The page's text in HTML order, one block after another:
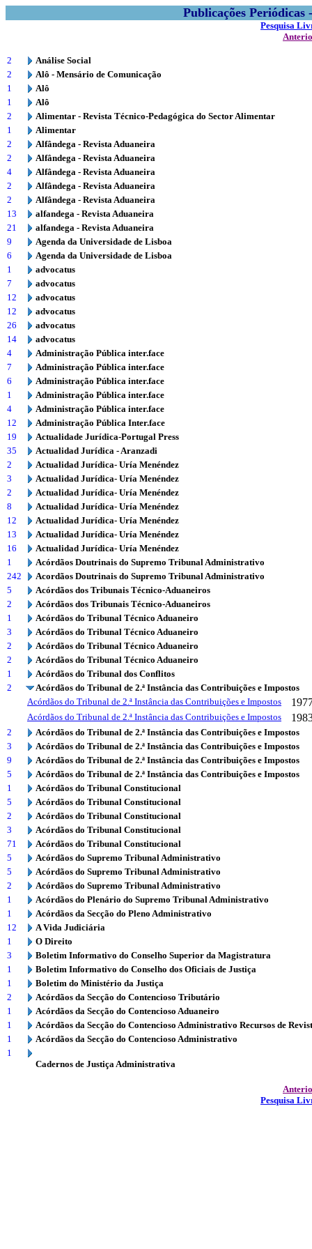
Publicações
Pesquisa
2
Análise Social
2
Alô - Mensário de Comunicação
1
Alô
1
Alô
2
Alimentar - Revista Técnico-Pedagógica do Sector Alimentar
1
Alimentar
2
Alfândega - Revista Aduaneira
2
Alfândega - Revista Aduaneira
4
Alfândega - Revista Aduaneira
2
Alfândega - Revista Aduaneira
2
Alfândega - Revista Aduaneira
13
alfandega - Revista Aduaneira
21
alfandega - Revista Aduaneira
9
Agenda da Universidade de Lisboa
6
Agenda da Universidade de Lisboa
1
advocatus
7
advocatus
12
advocatus
12
advocatus
26
advocatus
14
advocatus
4
Administração Pública inter.face
7
Administração Pública inter.face
6
Administração Pública inter.face
1
Administração Pública inter.face
4
Administração Pública inter.face
12
Administração Pública Inter.face
19
Actualidade Jurídica-Portugal Press
35
Actualidad Jurídica - Aranzadi
2
Actualidad Jurídica- Uría Menéndez
3
Actualidad Jurídica- Uría Menéndez
2
Actualidad Jurídica- Uría Menéndez
8
Actualidad Jurídica- Uría Menéndez
12
Actualidad Jurídica- Uría Menéndez
13
Actualidad Jurídica- Uría Menéndez
16
Actualidad Jurídica- Uría Menéndez
1
Acórdãos Doutrinais do Supremo Tribunal Administrativo
242
Acordãos Doutrinais do Supremo Tribunal Administrativo
5
Acórdãos dos Tribunais Técnico-Aduaneiros
2
Acórdãos dos Tribunais Técnico-Aduaneiros
1
Acórdãos do Tribunal Técnico Aduaneiro
3
Acórdãos do Tribunal Técnico Aduaneiro
2
Acórdãos do Tribunal Técnico Aduaneiro
2
Acórdãos do Tribunal Técnico Aduaneiro
1
Acórdãos do Tribunal dos Conflitos
2
Acórdãos do Tribunal de 2.ª Instância das Contribuições e Impostos
Acórdãos do Tribunal de 2.ª Instância das Contribuições e Impostos
Acórdãos do Tribunal de 2.ª Instância das Contribuições e Impostos
2
Acórdãos do Tribunal de 2.ª Instância das Contribuições e Impostos
3
Acórdãos do Tribunal de 2.ª Instância das Contribuições e Impostos
9
Acórdãos do Tribunal de 2.ª Instância das Contribuições e Impostos
5
Acórdãos do Tribunal de 2.ª Instância das Contribuições e Impostos
1
Acórdãos do Tribunal Constitucional
5
Acórdãos do Tribunal Constitucional
2
Acórdãos do Tribunal Constitucional
3
Acórdãos do Tribunal Constitucional
71
Acórdãos do Tribunal Constitucional
5
Acórdãos do Supremo Tribunal Administrativo
5
Acórdãos do Supremo Tribunal Administrativo
2
Acórdãos do Supremo Tribunal Administrativo
1
Acórdãos do Plenário do Supremo Tribunal Administrativo
1
Acórdãos da Secção do Pleno Administrativo
12
A Vida Judiciária
1
O Direito
3
Boletim Informativo do Conselho Superior da Magistratura
1
Boletim Informativo do Conselho dos Oficiais de Justiça
1
Boletim do Ministério da Justiça
2
Acórdãos da Secção do Contencioso Tributário
1
Acórdãos da Secção do Contencioso Aduaneiro
1
Acórdãos da Secção do Contencioso Administrativo Recursos de
1
Acórdãos da Secção do Contencioso Administrativo
1
Cadernos de Justiça Administrativa
Pesquisa